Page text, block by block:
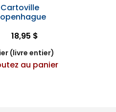
Cartoville
18,95 $
(livre entier)
au panier